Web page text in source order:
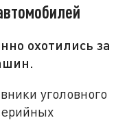
охотились за
уголовного